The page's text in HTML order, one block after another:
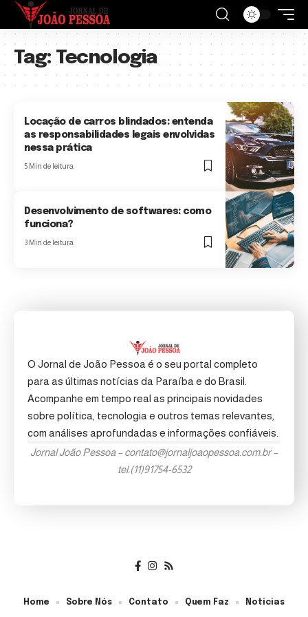
Tag: Tecnologia
Locação de carros blindados: entenda
as responsabilidades legais envolvidas
nessa prática
5 Min de leitura
Desenvolvimento de softwares: como
funciona?
3 Min de leitura
O Jornal de João Pessoa é o seu portal completo
para as últimas notícias da Paraíba e do Brasil.
Acompanhe em tempo real as principais novidades
sobre política, tecnologia e outros temas relevantes,
com análises aprofundadas e informações confiáveis.
Jornal João Pessoa –contato@jornaljoaopessoa.com.br–
tel.(11)91754-6532
Home Sobre Nós Contato Quem Faz Noticias